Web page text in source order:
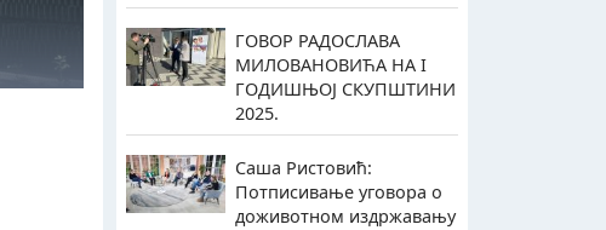
ГОВОР РАДОСЛАВА
МИЛОВАНОВИЋА НА I
ГОДИШЊОЈ СКУПШТИНИ
2025.
Саша Ристовић:
Потписивање уговора о
доживотном издржавању